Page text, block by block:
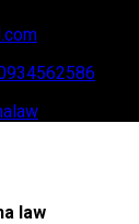
law